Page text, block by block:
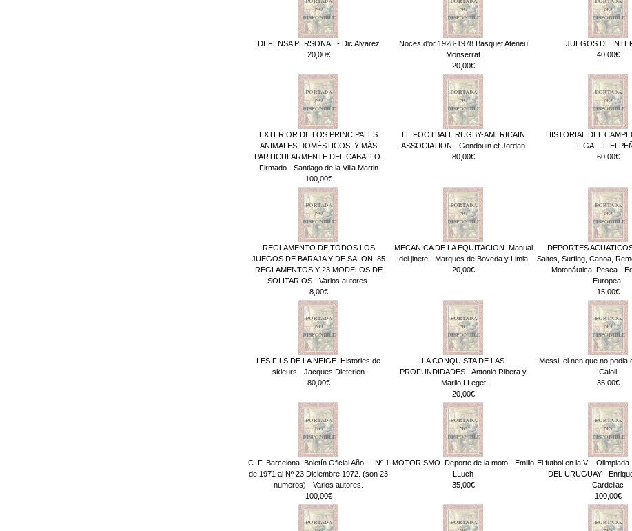
DEFENSA PERSONAL - Dic Alvarez
20,00€
Noces d'or 1928-1978 Basquet Ateneu
Monserrat
20,00€
JUEGOS DE
40,00€
EXTERIOR DE LOS PRINCIPALES
ANIMALES DOMÉSTICOS, Y MÁS
PARTICULARMENTE DEL CABALLO.
Firmado - Santiago de la Villa Martin
100,00€
LE FOOTBALL RUGBY-AMERICAIN
ASSOCIATION - Gondouin et Jordan
80,00€
HISTORIAL DEL
LIGA. -
60,00€
REGLAMENTO DE TODOS LOS
JUEGOS DE BARAJA Y DE SALON. 85
REGLAMENTOS Y 23 MODELOS DE
SOLITARIOS - Varios autores.
8,00€
MECANICA DE LA EQUITACION. Manual
del jinete - Marques de Boveda y Limia
20,00€
DEPORTES
Saltos, Surfing, Canoa,
Motonáutica, Pesca -
Europea.
15,00€
LES FILS DE LA NEIGE. Histories de
skieurs - Jacques Dieterlen
80,00€
LA CONQUISTA DE LAS
PROFUNDIDADES - Antonio Ribera y
Mariio LLeget
20,00€
Messi, el nen que no podia
Caioli
35,00€
C. F. Barcelona. Boletín Oficial Año:I - Nº 1
de 1971 al Nº 23 Diciembre 1972. (son 23
numeros) - Varios autores.
100,00€
MOTORISMO. Deporte de la moto - Emilio
LLuch
35,00€
El futbol en la VIII
DEL URUGUAY -
Cardellac
100,00€